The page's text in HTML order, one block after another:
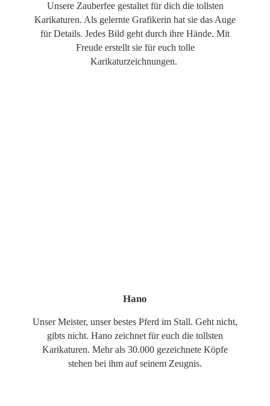
Unsere Zauberfee gestaltet für dich die tollsten
Karikaturen. Als gelernte Grafikerin hat sie das Auge
für Details. Jedes Bild geht durch ihre Hände. Mit
Freude erstellt sie für euch tolle
Karikaturzeichnungen.
Hano
Unser Meister, unser bestes Pferd im Stall. Geht nicht,
gibts nicht. Hano zeichnet für euch die tollsten
Karikaturen. Mehr als 30.000 gezeichnete Köpfe
stehen bei ihm auf seinem Zeugnis.